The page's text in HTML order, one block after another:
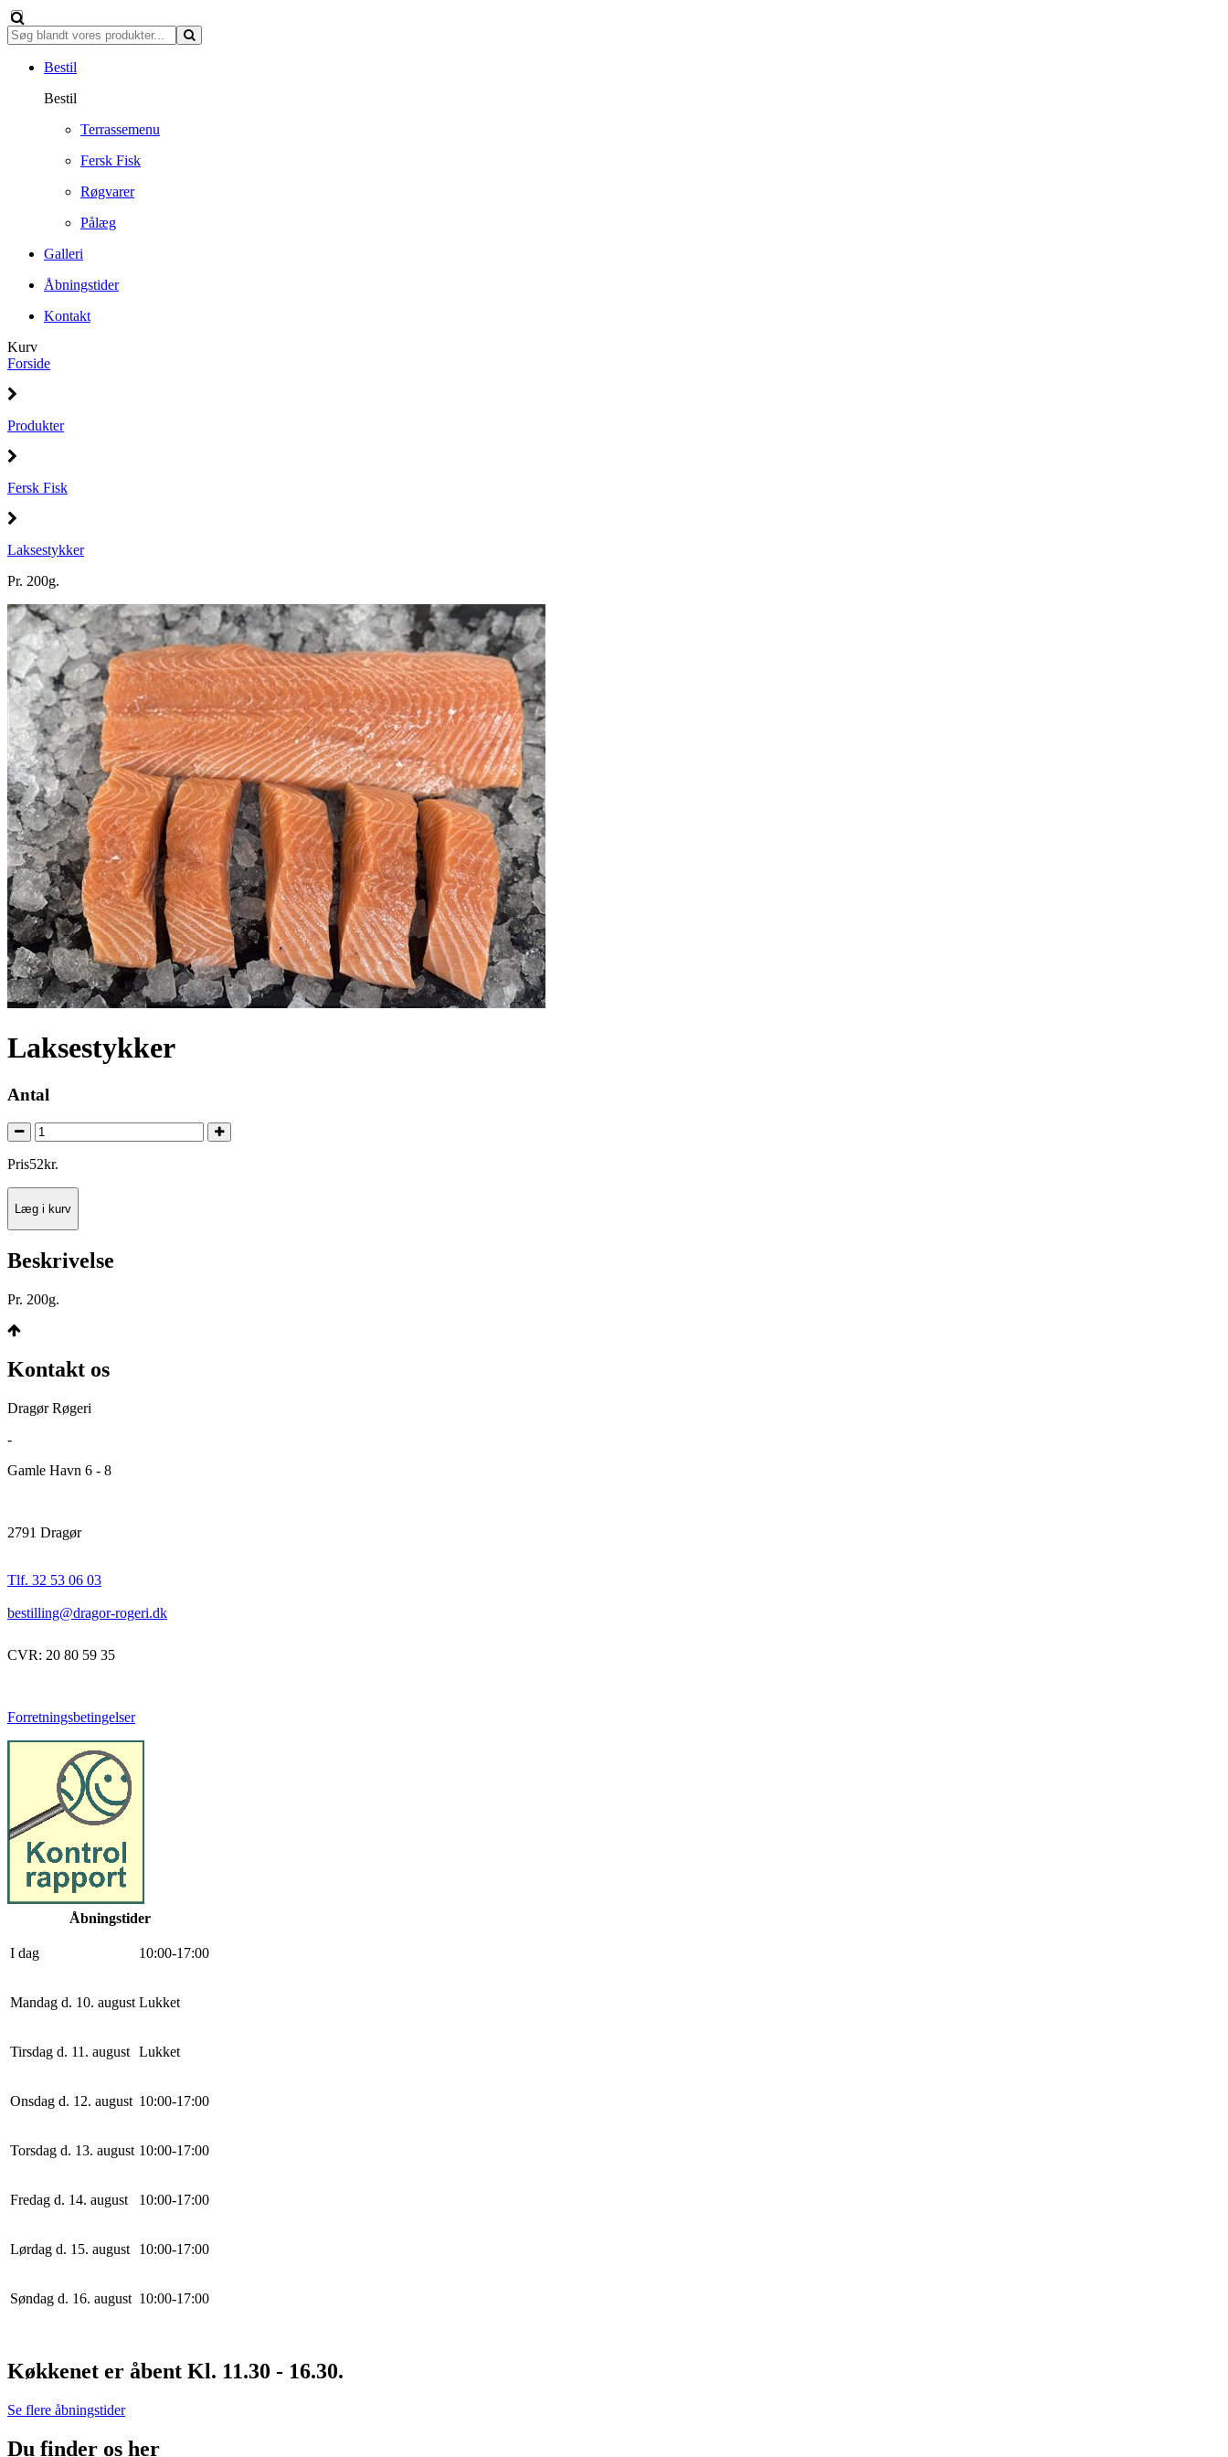
Bestil
Bestil
Terrassemenu
Fersk Fisk
Røgvarer
Pålæg
Galleri
Åbningstider
Kontakt
Kurv
Forside
Produkter
Fersk Fisk
Laksestykker
Pr. 200g.
Laksestykker
Antal
Pris52kr.
Læg i kurv
Beskrivelse
Pr. 200g.
Kontakt os
Dragør Røgeri
-
Gamle Havn 6 - 8
2791 Dragør
Tlf. 32 53 06 03
bestilling@dragor-rogeri.dk
CVR: 20 80 59 35
Forretningsbetingelser
Åbningstider
I dag 10:00-17:00
Mandag d. 10. august Lukket
Tirsdag d. 11. august Lukket
Onsdag d. 12. august 10:00-17:00
Torsdag d. 13. august 10:00-17:00
Fredag d. 14. august 10:00-17:00
Lørdag d. 15. august 10:00-17:00
Søndag d. 16. august 10:00-17:00
Køkkenet er åbent Kl. 11.30 - 16.30.
Se flere åbningstider
Du finder os her